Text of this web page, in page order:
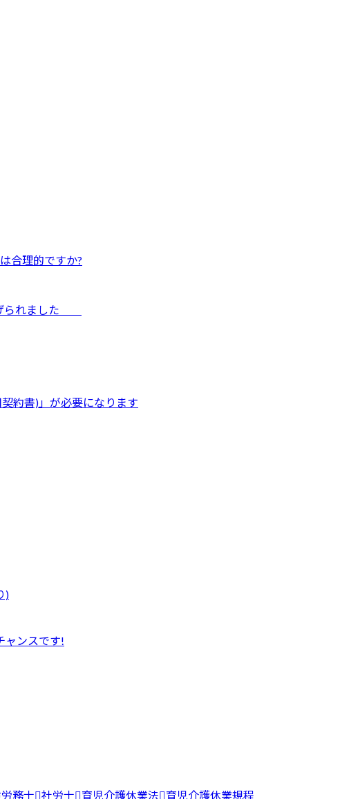
合理的ですか?
げられました
約書)」が必要になります
)
ャンスです!
務士 社労士 育児介護休業法 育児介護休業規程